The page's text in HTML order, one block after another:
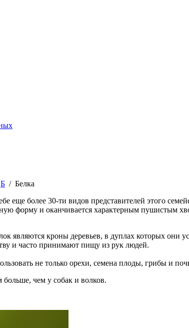
Б / Белка
еще более 30-ти видов представителей этого
форму и оканчивается характерным пушистым
являются кроны деревьев, в дуплах которых они
и часто принимают пищу из рук людей.
не только орехи, семена плоды, грибы и
чем у собак и волков.